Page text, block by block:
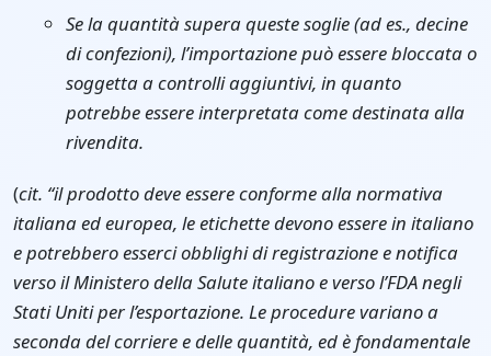
Se la quantità supera queste soglie (ad es., decine
di confezioni), l’importazione può essere bloccata o
soggetta a controlli aggiuntivi, in quanto
potrebbe essere interpretata come destinata alla
rivendita.
(cit. “il prodotto deve essere conforme alla normativa
italiana ed europea, le etichette devono essere in italiano
e potrebbero esserci obblighi di registrazione e notifica
verso il Ministero della Salute italiano e verso l’FDA negli
Stati Uniti per l’esportazione. Le procedure variano a
seconda del corriere e delle quantità, ed è fondamentale